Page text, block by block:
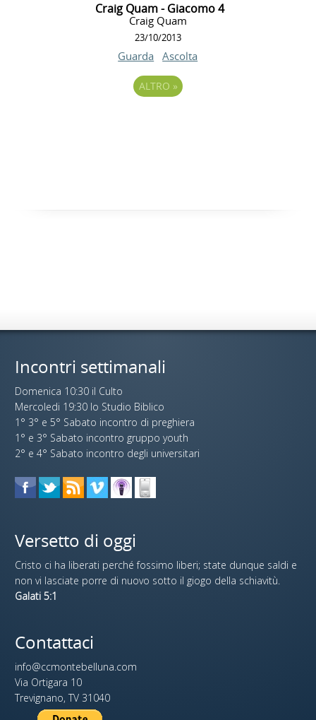
Craig Quam - Giacomo 4
Craig Quam
23/10/2013
Guarda Ascolta
ALTRO »
Incontri settimanali
Domenica 10:30 il Culto
Mercoledi 19:30 lo Studio Biblico
1° 3° e 5° Sabato incontro di preghiera
1° e 3° Sabato incontro gruppo youth
2° e 4° Sabato incontro degli universitari
Versetto di oggi
Cristo ci ha liberati perché fossimo liberi; state dunque saldi e
non vi lasciate porre di nuovo sotto il giogo della schiavitù.
Galati 5:1
Contattaci
info@ccmontebelluna.com
Via Ortigara 10
Trevignano, TV 31040